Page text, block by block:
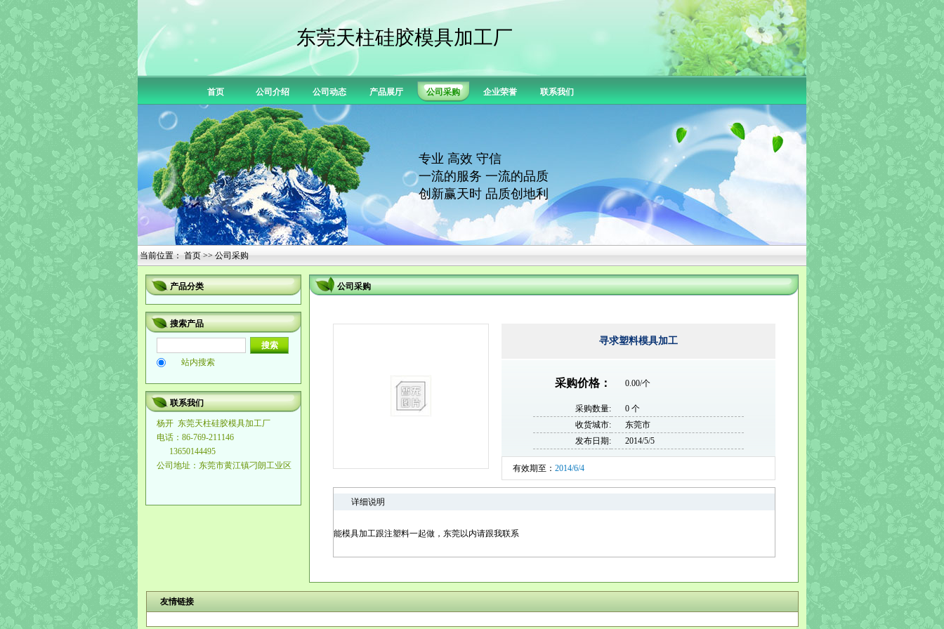
东莞天柱硅胶模具加工厂
首页 公司介绍 公司动态 产品展厅 公司采购 企业荣誉 联系我们
专业 高效 守信
一流的服务 一流的品质
创新赢天时 品质创地利
当前位置： 首页 >> 公司采购
产品分类
搜索产品
站内搜索
联系我们
杨开 东莞天柱硅胶模具加工厂
电话：86-769-211146
13650144495
公司地址：东莞市黄江镇刁朗工业区
公司采购
寻求塑料模具加工
采购价格： 0.00/个
采购数量:
0 个
收货城市:
东莞市
发布日期:
2014/5/5
有效期至： 2014/6/4
详细说明
能模具加工跟注塑料一起做，东莞以内请跟我联系
友情链接